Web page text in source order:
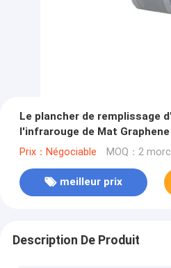
Le plancher de remplissage
l'infrarouge de Mat
Prix：Négociable MOQ：2
meilleur prix
Description De Produit